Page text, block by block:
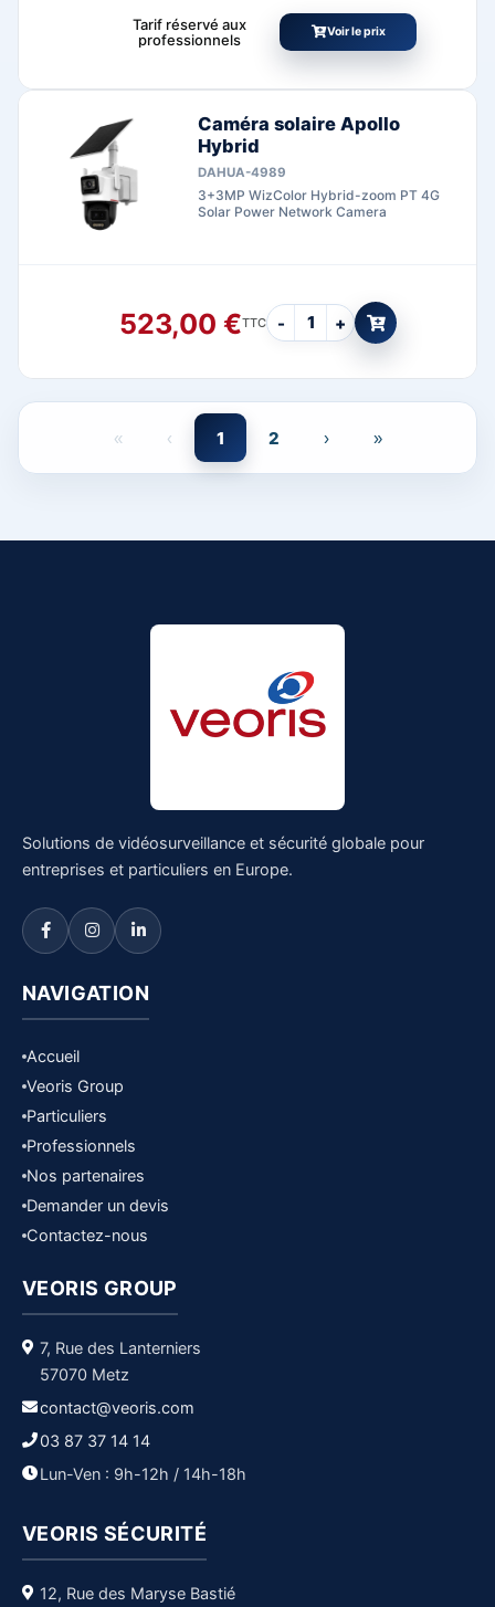
Tarif réservé aux
professionnels
Voir le prix
Caméra solaire Apollo
Hybrid
DAHUA-4989
3+3MP WizColor Hybrid-zoom PT 4G
Solar Power Network Camera
523,00 €TTC - +
« ‹ 1 2 › »
Solutions de vidéosurveillance et sécurité globale pour
entreprises et particuliers en Europe.
NAVIGATION
Accueil
Veoris Group
Particuliers
Professionnels
Nos partenaires
Demander un devis
Contactez-nous
VEORIS GROUP
7, Rue des Lanterniers
57070 Metz
contact@veoris.com
03 87 37 14 14
Lun-Ven : 9h-12h / 14h-18h
VEORIS SÉCURITÉ
12, Rue des Maryse Bastié